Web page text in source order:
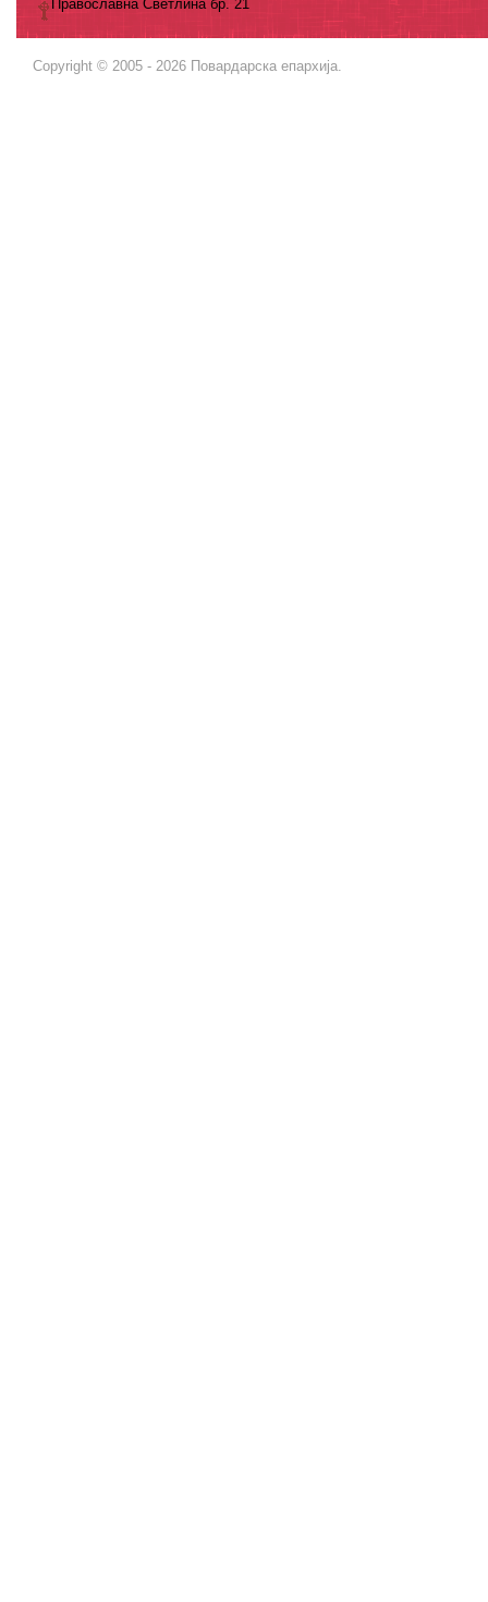
Православна Светлина бр. 21
Copyright © 2005 - 2026 Повардарска епархија.